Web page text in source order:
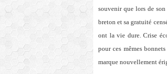
souvenir que lors de
breton et sa gratuité
ont la vie dure. Crise
pour ces mêmes
marque nouvellement